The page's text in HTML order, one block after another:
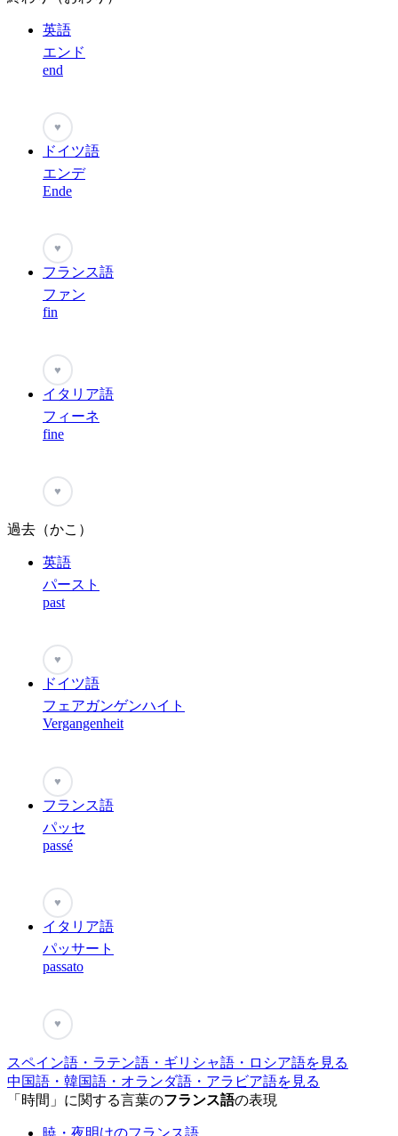
英語
エンド
end
♥
ドイツ語
エンデ
Ende
♥
フランス語
ファン
fin
♥
イタリア語
フィーネ
fine
♥
過去（かこ）
英語
パースト
past
♥
ドイツ語
フェアガンゲンハイト
Vergangenheit
♥
フランス語
パッセ
passé
♥
イタリア語
パッサート
passato
♥
スペイン語・ラテン語・ギリシャ語・ロシア語を見る
中国語・韓国語・オランダ語・アラビア語を見る
「時間」に関する言葉のフランス語の表現
暁・夜明けのフランス語